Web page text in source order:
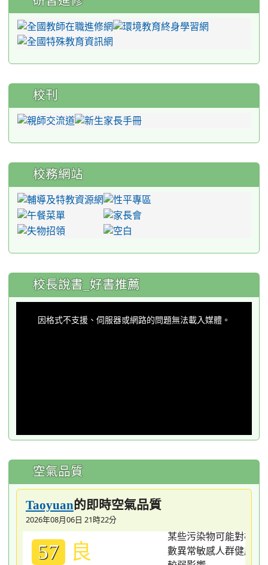
校刊
校務網站
:::
校長說書_好書推薦
因格式不支援、伺服器或網路的問題無法載入媒體。
空氣品質
Taoyuan的即時空氣品質
2026年08月06日 21時22分
57 良